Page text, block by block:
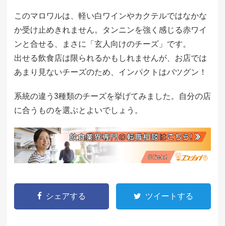
このマロワルは、軽い白ワインやカクテルではなかな
か受け止めきれません。タンニンを強く感じる赤ワイ
ンと合せる、まさに「玄人向けのチーズ」です。
出せる飲食店は限られるかもしれませんが、お店では
あまり見ないチーズのため、インパクトはバツグン！
系統の違う3種類のチーズを挙げてみました。自分の店
に合うものを選ぶとよいでしょう。
シェアする ツイートする